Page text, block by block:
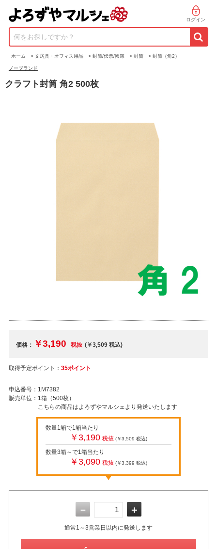
ログイン
何をお探しですか？
ホーム > 文房具・オフィス用品 > 封筒/伝票/帳簿 > 封筒 > 封筒（角2）
ノーブランド
クラフト封筒 角2 500枚
価格： ￥3,190 税抜 (￥3,509税込)
取得予定ポイント： 35ポイント
申込番号： 1M7382
販売単位： 1箱（500枚）
こちらの商品はよろずやマルシェより発送いたします
数量1箱で1箱当たり
￥3,190 税抜 (￥3,509 税込)
数量3箱～で1箱当たり
￥3,090 税抜 (￥3,399 税込)
－ ＋
通常1～3営業日以内に発送します